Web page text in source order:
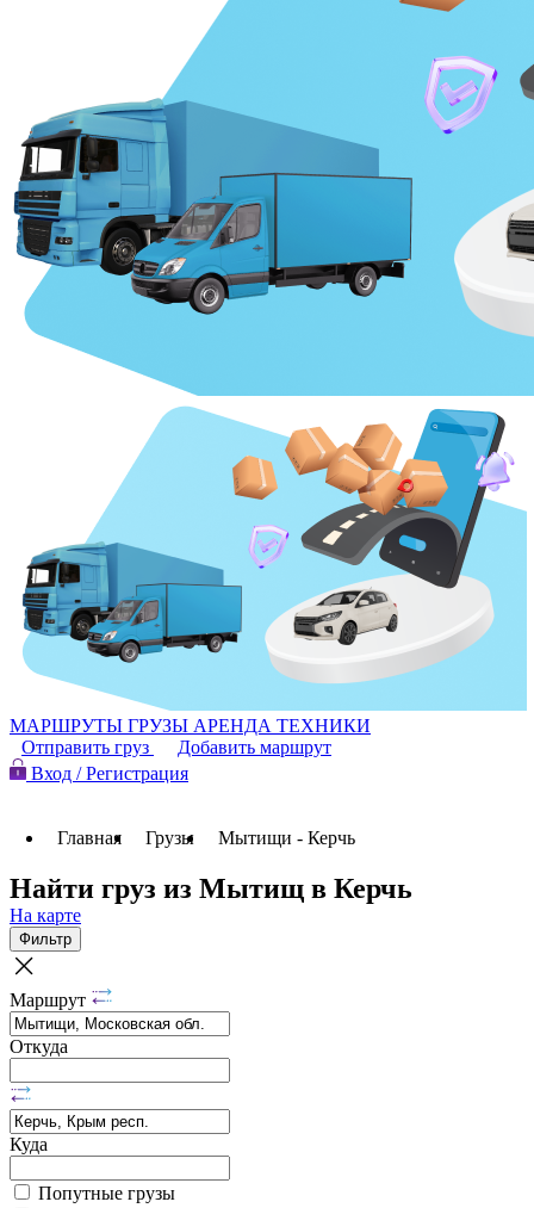
МАРШРУТЫ ГРУЗЫ АРЕНДА ТЕХНИКИ
Отправить груз
Добавить маршрут
Вход / Регистрация
Главная Грузы Мытищи - Керчь
Найти груз из Мытищ в Керчь
На карте
Фильтр
Маршрут
Откуда
Куда
Попутные грузы